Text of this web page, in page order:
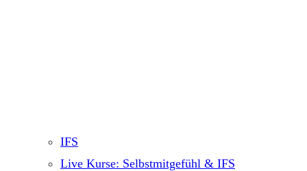
IFS
Live Kurse: Selbstmitgefühl & IFS